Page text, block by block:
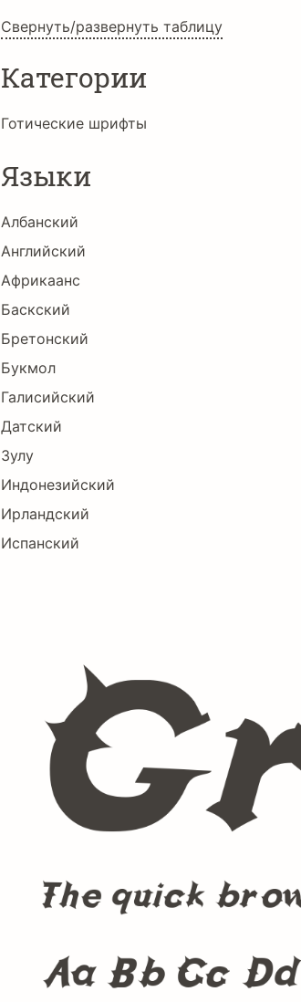
Свернуть/развернуть таблицу
Категории
Готические шрифты
Языки
Албанский
Английский
Африкаанс
Баскский
Бретонский
Букмол
Галисийский
Датский
Зулу
Индонезийский
Ирландский
Испанский